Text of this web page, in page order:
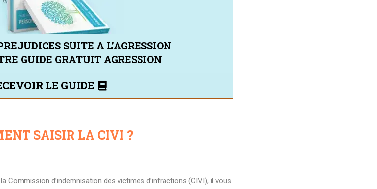
SUITE A L’AGRESSION
GUIDE GRATUIT AGRESSION
LE GUIDE
SAISIR LA CIVI ?
Commission d’indemnisation des victimes d’infractions (CIVI), il vous